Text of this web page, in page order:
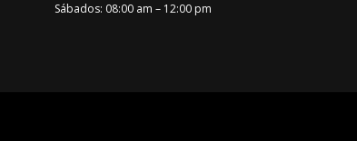
Sábados: 08:00 am – 12:00 pm